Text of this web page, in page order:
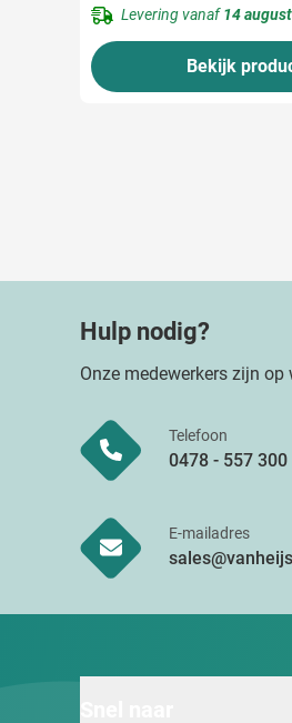
Levering vanaf14
Bekijk
Hulp nodig?
Onze medewerkers zijn
Telefoon
0478 - 557 300
E-mailadres